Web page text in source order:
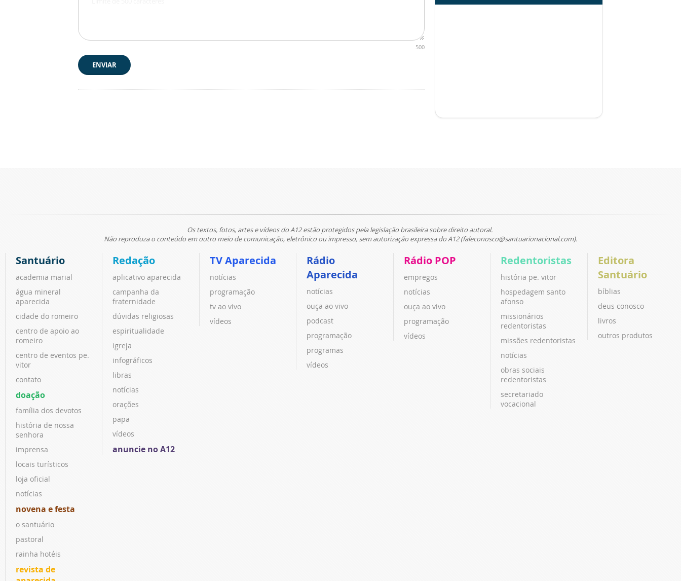
500
ENVIAR
Os textos, fotos, artes e vídeos do A12 estão protegidos pela legislação brasileira sobre direito autoral.
Não reproduza o conteúdo em outro meio de comunicação, eletrônico ou impresso, sem autorização expressa do A12 (faleconosco@santuarionacional.com).
Santuário
academia marial
água mineral
aparecida
cidade do romeiro
centro de apoio ao
romeiro
centro de eventos pe.
vitor
contato
doação
família dos devotos
história de nossa
senhora
imprensa
locais turísticos
loja oficial
notícias
novena e festa
o santuário
pastoral
rainha hotéis
revista de
Redação
aplicativo aparecida
campanha da
fraternidade
dúvidas religiosas
espiritualidade
igreja
infográficos
libras
notícias
orações
papa
vídeos
anuncie no A12
TV Aparecida
notícias
programação
tv ao vivo
vídeos
Rádio
Aparecida
notícias
ouça ao vivo
podcast
programação
programas
vídeos
Rádio POP
empregos
notícias
ouça ao vivo
programação
vídeos
Redentoristas
história pe. vitor
hospedagem santo
afonso
missionários
redentoristas
missões redentoristas
notícias
obras sociais
redentoristas
secretariado
vocacional
Editora
Santuário
bíblias
deus conosco
livros
outros produtos